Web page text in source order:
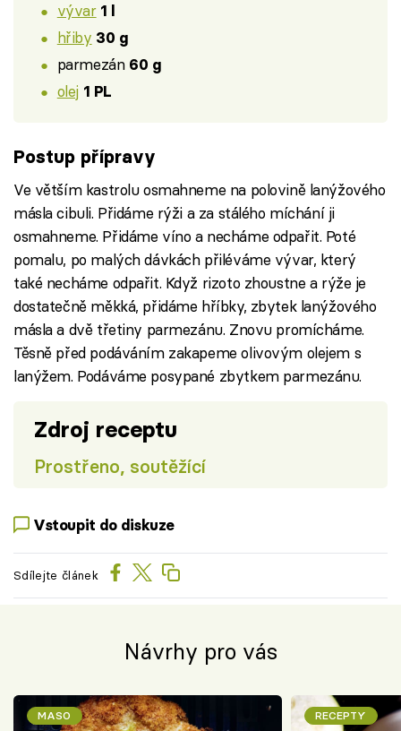
vývar 1 l
hřiby 30 g
parmezán 60 g
olej 1 PL
Postup přípravy
Ve větším kastrolu osmahneme na polovině lanýžového
másla cibuli. Přidáme rýži a za stálého míchání ji
osmahneme. Přidáme víno a necháme odpařit. Poté
pomalu, po malých dávkách přiléváme vývar, který
také necháme odpařit. Když rizoto zhoustne a rýže je
dostatečně měkká, přidáme hříbky, zbytek lanýžového
másla a dvě třetiny parmezánu. Znovu promícháme.
Těsně před podáváním zakapeme olivovým olejem s
lanýžem. Podáváme posypané zbytkem parmezánu.
Zdroj receptu
Prostřeno, soutěžící
Vstoupit do diskuze
Sdílejte článek
Návrhy pro vás
MASO RECEPTY